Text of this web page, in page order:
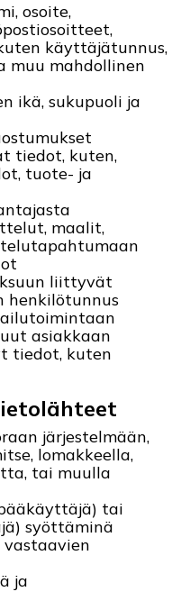
osoite,
käyttäjätunnus,
muu mahdollinen
ikä, sukupuoli ja
tiedot, kuten,
tuote- ja
maalit,
liittyvät
henkilötunnus
asiakkaan
tiedot, kuten
järjestelmään,
lomakkeella,
tai muulla
tai
syöttäminä
ja